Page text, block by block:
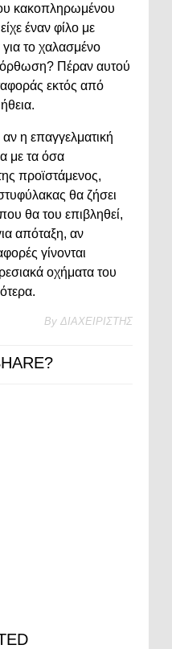
κακοπληρωμένου
έναν φίλο με
το χαλασμένο
Πέραν αυτού
εκτός από
η επαγγελματική
με τα όσα
προϊστάμενος,
θα ζήσει
θα του επιβληθεί,
απόταξη, αν
γίνονται
οχήματα του
By ΔΙΑΧΕΙΡΙΣΤΗΣ